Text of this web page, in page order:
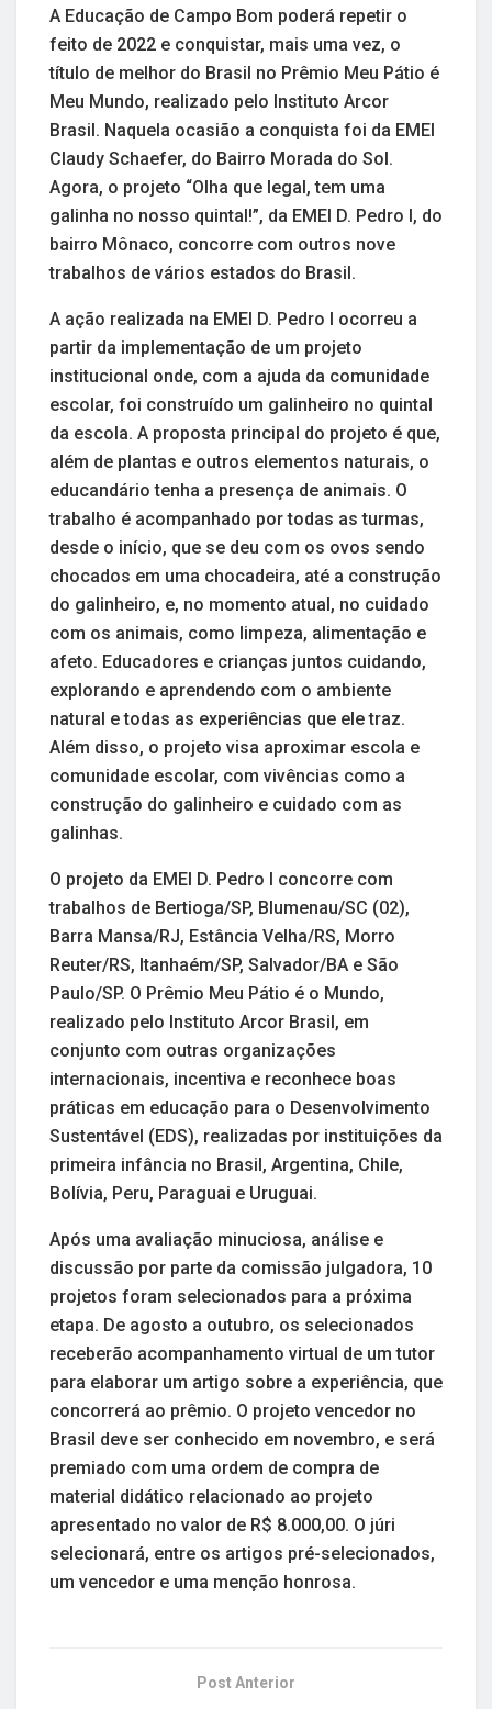
A Educação de Campo Bom poderá repetir o
feito de 2022 e conquistar, mais uma vez, o
título de melhor do Brasil no Prêmio Meu Pátio é
Meu Mundo, realizado pelo Instituto Arcor
Brasil. Naquela ocasião a conquista foi da EMEI
Claudy Schaefer, do Bairro Morada do Sol.
Agora, o projeto “Olha que legal, tem uma
galinha no nosso quintal!”, da EMEI D. Pedro I, do
bairro Mônaco, concorre com outros nove
trabalhos de vários estados do Brasil.
A ação realizada na EMEI D. Pedro I ocorreu a
partir da implementação de um projeto
institucional onde, com a ajuda da comunidade
escolar, foi construído um galinheiro no quintal
da escola. A proposta principal do projeto é que,
além de plantas e outros elementos naturais, o
educandário tenha a presença de animais. O
trabalho é acompanhado por todas as turmas,
desde o início, que se deu com os ovos sendo
chocados em uma chocadeira, até a construção
do galinheiro, e, no momento atual, no cuidado
com os animais, como limpeza, alimentação e
afeto. Educadores e crianças juntos cuidando,
explorando e aprendendo com o ambiente
natural e todas as experiências que ele traz.
Além disso, o projeto visa aproximar escola e
comunidade escolar, com vivências como a
construção do galinheiro e cuidado com as
galinhas.
O projeto da EMEI D. Pedro I concorre com
trabalhos de Bertioga/SP, Blumenau/SC (02),
Barra Mansa/RJ, Estância Velha/RS, Morro
Reuter/RS, Itanhaém/SP, Salvador/BA e São
Paulo/SP. O Prêmio Meu Pátio é o Mundo,
realizado pelo Instituto Arcor Brasil, em
conjunto com outras organizações
internacionais, incentiva e reconhece boas
práticas em educação para o Desenvolvimento
Sustentável (EDS), realizadas por instituições da
primeira infância no Brasil, Argentina, Chile,
Bolívia, Peru, Paraguai e Uruguai.
Após uma avaliação minuciosa, análise e
discussão por parte da comissão julgadora, 10
projetos foram selecionados para a próxima
etapa. De agosto a outubro, os selecionados
receberão acompanhamento virtual de um tutor
para elaborar um artigo sobre a experiência, que
concorrerá ao prêmio. O projeto vencedor no
Brasil deve ser conhecido em novembro, e será
premiado com uma ordem de compra de
material didático relacionado ao projeto
apresentado no valor de R$ 8.000,00. O júri
selecionará, entre os artigos pré-selecionados,
um vencedor e uma menção honrosa.
Post Anterior